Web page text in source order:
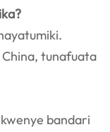
China, tunafuata
bandari